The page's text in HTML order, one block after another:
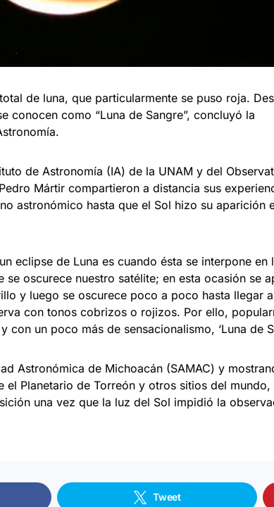
de luna, que particularmente se puso roja.
conocen como “Luna de Sangre”, concluyó la
de Astronomía (IA) de la UNAM y del
Mártir compartieron a distancia sus
astronómico hasta que el Sol hizo su aparición
eclipse de Luna es cuando ésta se interpone en
oscurece nuestro satélite; en esta ocasión se
y luego se oscurece poco a poco hasta llegar
con tonos cobrizos o rojizos. Por ello,
con un poco más de sensacionalismo, ‘Luna de
Astronómica de Michoacán (SAMAC) y
el Planetario de Torreón y otros sitios del mundo,
una vez que la luz del Sol impidió la
Tweet